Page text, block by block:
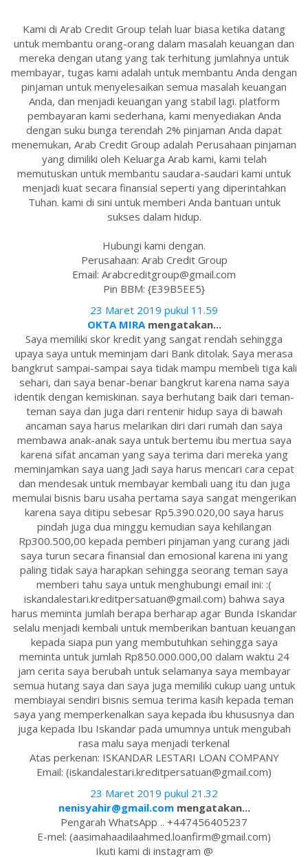
Kami di Arab Credit Group telah luar biasa ketika datang
untuk membantu orang-orang dalam masalah keuangan dan
mereka dengan utang yang tak terhitung jumlahnya untuk
membayar, tugas kami adalah untuk membantu Anda dengan
pinjaman untuk menyelesaikan semua masalah keuangan
Anda, dan menjadi keuangan yang stabil lagi. platform
pembayaran kami sederhana, kami menyediakan Anda
dengan suku bunga terendah 2% pinjaman Anda dapat
menemukan, Arab Credit Group adalah Perusahaan pinjaman
yang dimiliki oleh Keluarga Arab kami, kami telah
memutuskan untuk membantu saudara-saudari kami untuk
menjadi kuat secara finansial seperti yang diperintahkan
Tuhan. kami di sini untuk memberi Anda bantuan untuk
sukses dalam hidup.
Hubungi kami dengan.
Perusahaan: Arab Credit Group
Email: Arabcreditgroup@gmail.com
Pin BBM: {E39B5EE5}
23 Maret 2019 pukul 11.59
OKTA MIRAmengatakan...
Saya memiliki skor kredit yang sangat rendah sehingga
upaya saya untuk meminjam dari Bank ditolak. Saya merasa
bangkrut sampai-sampai saya tidak mampu membeli tiga kali
sehari, dan saya benar-benar bangkrut karena nama saya
identik dengan kemiskinan. saya berhutang baik dari teman-
teman saya dan juga dari rentenir hidup saya di bawah
ancaman saya harus melarikan diri dari rumah dan saya
membawa anak-anak saya untuk bertemu ibu mertua saya
karena sifat ancaman yang saya terima dari mereka yang
meminjamkan saya uang Jadi saya harus mencari cara cepat
dan mendesak untuk membayar kembali uang itu dan juga
memulai bisnis baru usaha pertama saya sangat mengerikan
karena saya ditipu sebesar Rp5.390.020,00 saya harus
pindah juga dua minggu kemudian saya kehilangan
Rp300.500,00 kepada pemberi pinjaman yang curang jadi
saya turun secara finansial dan emosional karena ini yang
paling tidak saya harapkan sehingga seorang teman saya
memberi tahu saya untuk menghubungi email ini: :(
iskandalestari.kreditpersatuan@gmail.com) bahwa saya
harus meminta jumlah berapa berharap agar Bunda Iskandar
selalu menjadi kembali untuk memberikan bantuan keuangan
kepada siapa pun yang membutuhkan sehingga saya
meminta untuk jumlah Rp850.000.000,00 dalam waktu 24
jam cerita saya berubah untuk selamanya saya membayar
semua hutang saya dan saya juga memiliki cukup uang untuk
membiayai sendiri bisnis semua terima kasih kepada teman
saya yang memperkenalkan saya kepada ibu khususnya dan
juga kepada Ibu Iskandar pada umumnya untuk mengubah
rasa malu saya menjadi terkenal
Atas perkenan: ISKANDAR LESTARI LOAN COMPANY
Email: (iskandalestari.kreditpersatuan@gmail.com)
23 Maret 2019 pukul 21.32
nenisyahir@gmail.commengatakan...
Pengarah WhatsApp .. +447456405237
E-mel: (aasimahaadilaahmed.loanfirm@gmail.com)
Ikuti kami di instagram @